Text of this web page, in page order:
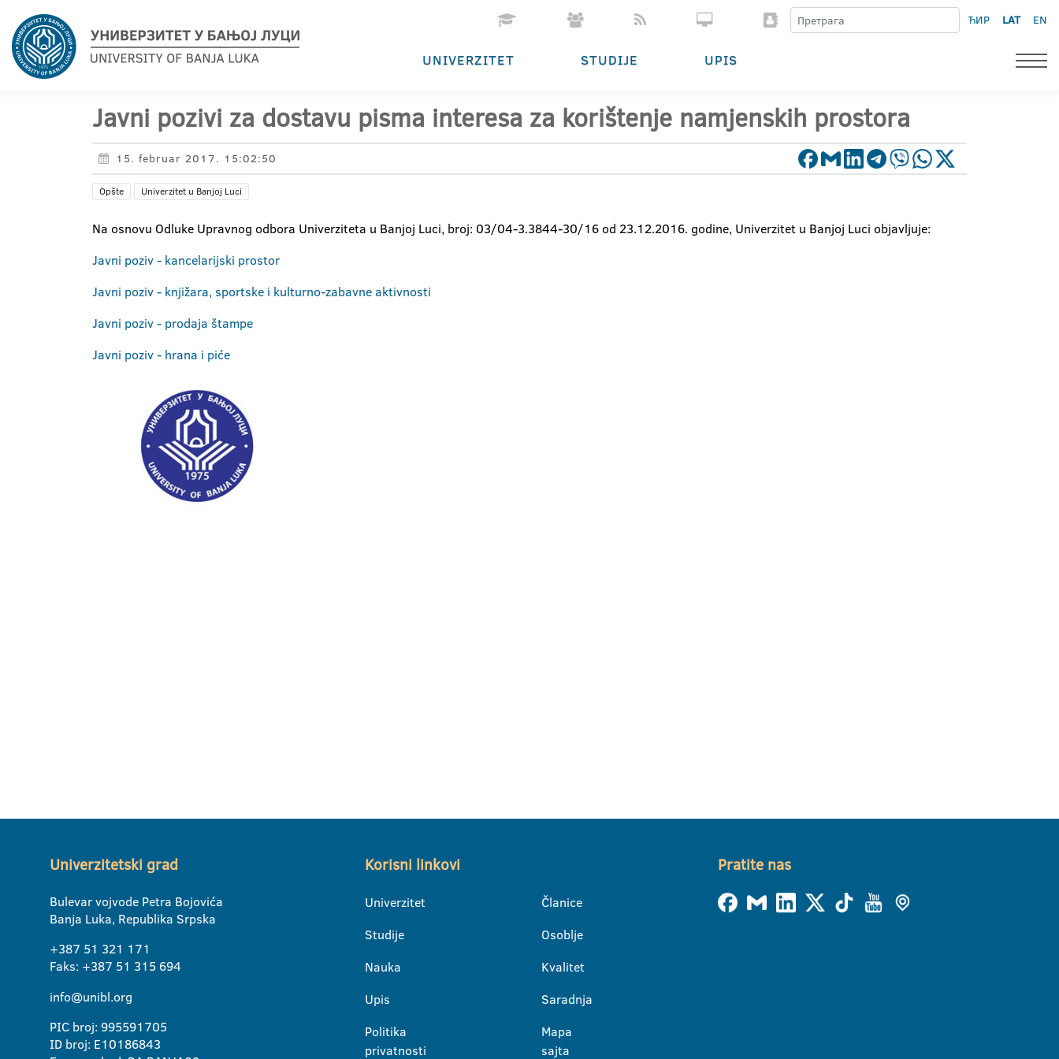
ЋИР LAT EN
UNIVERZITET STUDIJE UPIS
Javni pozivi za dostavu pisma interesa za korištenje namjenskih prostora
15. februar 2017. 15:02:50
Opšte Univerzitet u Banjoj Luci
Na osnovu Odluke Upravnog odbora Univerziteta u Banjoj Luci, broj: 03/04-3.3844-30/16 od 23.12.2016. godine, Univerzitet u Banjoj Luci objavljuje:
Javni poziv - kancelarijski prostor
Javni poziv - knjižara, sportske i kulturno-zabavne aktivnosti
Javni poziv - prodaja štampe
Javni poziv - hrana i piće
Univerzitetski grad
Bulevar vojvode Petra Bojovića
Banja Luka, Republika Srpska
+387 51 321 171
Faks: +387 51 315 694
info@unibl.org
PIC broj: 995591705
ID broj: E10186843
Korisni linkovi
Univerzitet
Studije
Nauka
Upis
Politika
privatnosti
Članice
Osoblje
Kvalitet
Saradnja
Mapa
sajta
Pratite nas